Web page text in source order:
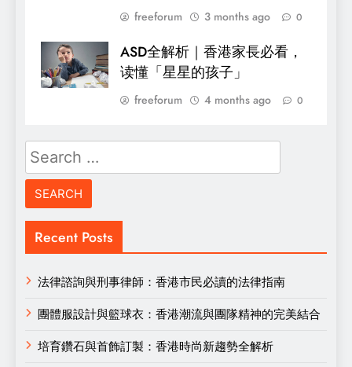
freeforum 3 months ago 0
ASD全解析｜香港家長必看，
读懂「星星的孩子」
freeforum 4 months ago 0
Search
for:
Recent Posts
法律諮詢與刑事律師：香港市民必讀的法律指南
團體服設計與籃球衣：香港潮流與團隊精神的完美結合
培育鑽石與首飾訂製：香港時尚新趨勢全解析